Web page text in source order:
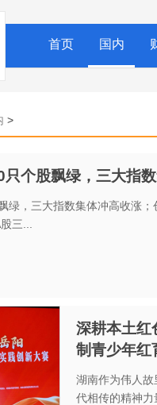
首页 国内
>
个股飘绿，三大指
绿，三大指数集体冲高收涨
三...
深耕本土
制青少年红
湖南作为伟人
代相传的精神力